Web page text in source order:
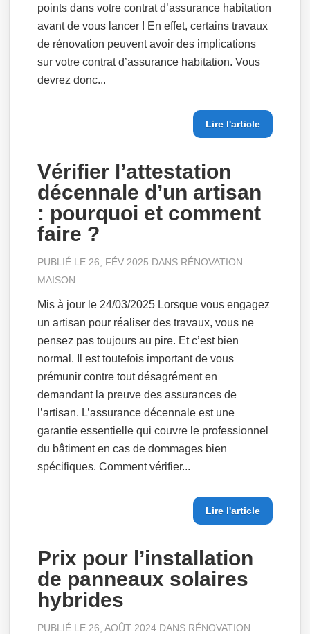
points dans votre contrat d’assurance habitation
avant de vous lancer ! En effet, certains travaux
de rénovation peuvent avoir des implications
sur votre contrat d’assurance habitation. Vous
devrez donc...
Lire l'article
Vérifier l’attestation
décennale d’un artisan
: pourquoi et comment
faire ?
PUBLIÉ LE 26, FÉV 2025 DANS RÉNOVATION
MAISON
Mis à jour le 24/03/2025 Lorsque vous engagez
un artisan pour réaliser des travaux, vous ne
pensez pas toujours au pire. Et c’est bien
normal. Il est toutefois important de vous
prémunir contre tout désagrément en
demandant la preuve des assurances de
l’artisan. L’assurance décennale est une
garantie essentielle qui couvre le professionnel
du bâtiment en cas de dommages bien
spécifiques. Comment vérifier...
Lire l'article
Prix pour l’installation
de panneaux solaires
hybrides
PUBLIÉ LE 26, AOÛT 2024 DANS RÉNOVATION